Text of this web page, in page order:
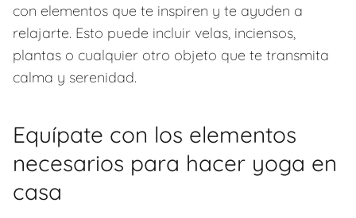
con elementos que te inspiren y te ayuden a
relajarte. Esto puede incluir velas, inciensos,
plantas o cualquier otro objeto que te transmita
calma y serenidad.
Equípate con los elementos
necesarios para hacer yoga en
casa